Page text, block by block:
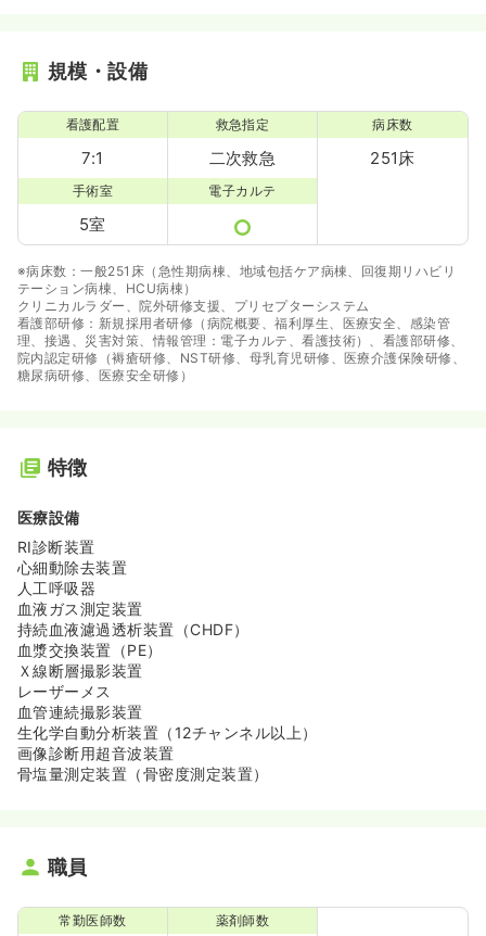
規模・設備
看護配置
7:1
救急指定
二次救急
病床数
251床
手術室
5室
電子カルテ
※病床数：一般251床（急性期病棟、地域包括ケア病棟、回復期リハビリ
テーション病棟、HCU病棟）
クリニカルラダー、院外研修支援、プリセプターシステム
看護部研修：新規採用者研修（病院概要、福利厚生、医療安全、感染管
理、接遇、災害対策、情報管理：電子カルテ、看護技術）、看護部研修、
院内認定研修（褥瘡研修、NST研修、母乳育児研修、医療介護保険研修、
糖尿病研修、医療安全研修）
特徴
医療設備
RI診断装置
心細動除去装置
人工呼吸器
血液ガス測定装置
持続血液濾過透析装置（CHDF）
血漿交換装置（PE）
Ｘ線断層撮影装置
レーザーメス
血管連続撮影装置
生化学自動分析装置（12チャンネル以上）
画像診断用超音波装置
骨塩量測定装置（骨密度測定装置）
職員
常勤医師数 薬剤師数